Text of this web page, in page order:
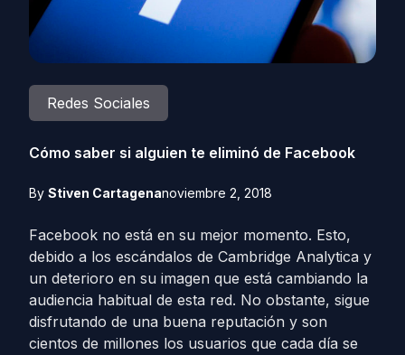
Redes Sociales
Cómo saber si alguien te eliminó de Facebook
By Stiven Cartagenanoviembre 2, 2018
Facebook no está en su mejor momento. Esto,
debido a los escándalos de Cambridge Analytica y
un deterioro en su imagen que está cambiando la
audiencia habitual de esta red. No obstante, sigue
disfrutando de una buena reputación y son
cientos de millones los usuarios que cada día se